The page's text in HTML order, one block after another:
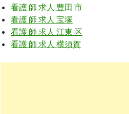
https://jp.indeed.com
看護師の求人 - 北海道 登別市 |
看護 師 求人 豊田 市
看護 師 求人 宝塚
看護 師 求人 江東 区
看護 師 求人 横須賀